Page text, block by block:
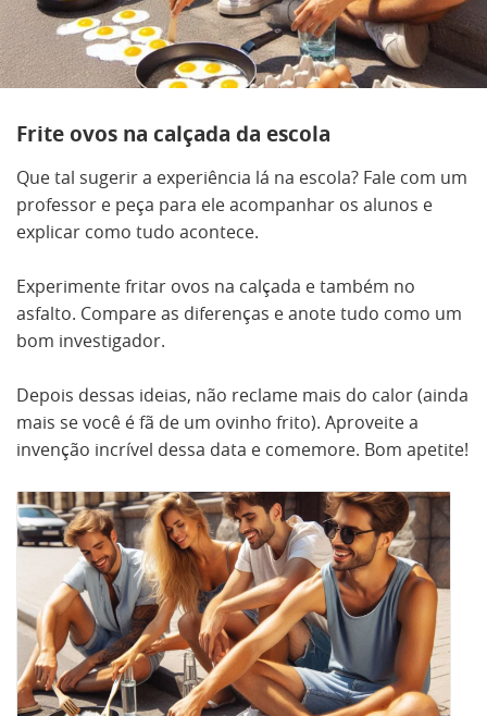
Frite ovos na calçada da escola
Que tal sugerir a experiência lá na escola? Fale com um
professor e peça para ele acompanhar os alunos e
explicar como tudo acontece.
Experimente fritar ovos na calçada e também no
asfalto. Compare as diferenças e anote tudo como um
bom investigador.
Depois dessas ideias, não reclame mais do calor (ainda
mais se você é fã de um ovinho frito). Aproveite a
invenção incrível dessa data e comemore. Bom apetite!